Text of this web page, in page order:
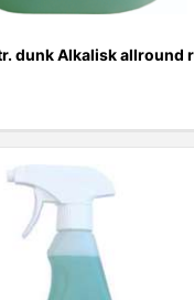
dunk Alkalisk allround